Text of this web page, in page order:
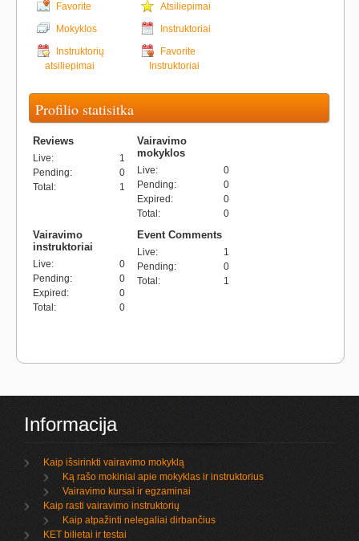
Favorite
Atsiliepimai
Mokyklos
Instruktoriai
Instruktorių
atsiliepimai
Favorite
Instruktoriai
Profilio statisitka
Reviews
Live:
1
Pending:
0
Total : 1
Vairavimo
mokyklos
Live:
0
Pending:
0
Expired :
0
Total : 0
Vairavimo
instruktoriai
Live:
0
Pending:
0
Expired :
0
Total : 0
Event Comments
Live:
1
Pending:
0
Total : 1
Informacija
Kaip išsirinkti vairavimo mokyklą
Ką rašo mokiniai apie mokyklas ir instruktorius
Vairavimo kursai ir egzaminai
Kaip rasti vairavimo instruktorių
Kaip atpažinti nelegaliai dirbančius
KET bilietai ir testai